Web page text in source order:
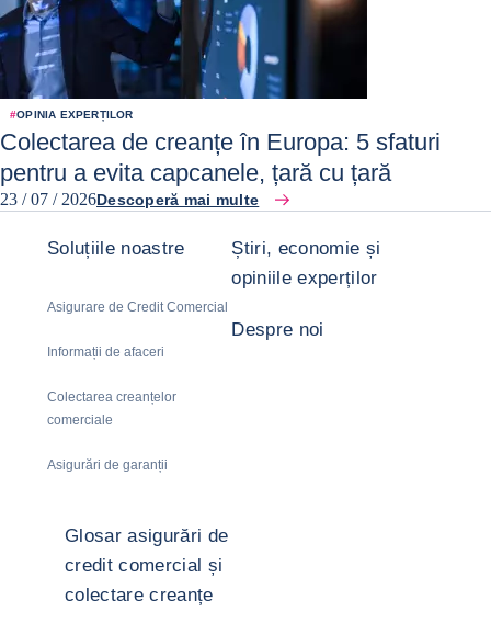
#OPINIA EXPERȚILOR
Colectarea de creanțe în Europa: 5 sfaturi
pentru a evita capcanele, țară cu țară
23 / 07 / 2026Descoperă mai multe
Soluțiile noastre
Asigurare de Credit Comercial
Informații de afaceri
Colectarea creanțelor
comerciale
Asigurări de garanții
Știri, economie și
opiniile experților
Despre noi
Glosar asigurări de
credit comercial și
colectare creanțe